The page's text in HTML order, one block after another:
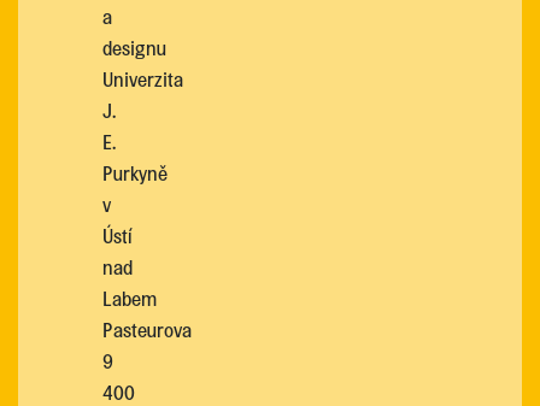
a
designu
Univerzita
J.
E.
Purkyně
v
Ústí
nad
Labem
Pasteurova
9
400